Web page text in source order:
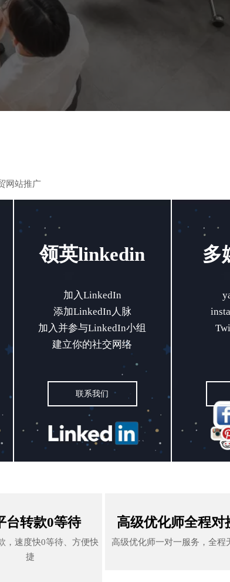
网站推广
领英linkedin
加入LinkedIn
添加LinkedIn人脉
加入并参与LinkedIn小组
建立你的社交网络
联系我们
领英linkedin
加入LinkedIn
添加LinkedIn人脉
加入并参与LinkedIn小组
建立你的社交网络
联系我们
多
多
台转款0等待
，速度快0等待、方便快
捷
台转款0等待
，速度快0等待、方便快
捷
高级优化师全程对
高级优化师一对一服务，全程
高级优化师全程对
高级优化师一对一服务，全程